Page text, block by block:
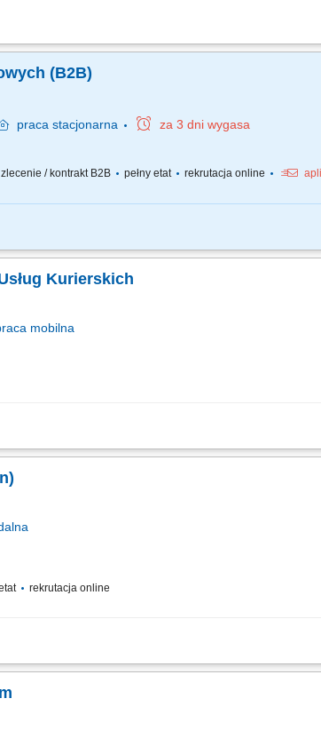
Analiza potrzeb klientów oraz przygotowywanie ofert
(B2B)
praca stacjonarna za 3 dni wygasa
/ kontrakt B2B pełny etat rekrutacja online
sprzedażowych. Zakres obowiązków obejmuje aktywne
Kurierskich
mobilna
Identyfikowanie potrzeb klientów i przygotowywanie ofert
rekrutacja online
i rozwijanie sieci partnerów. Utrzymywanie stałego